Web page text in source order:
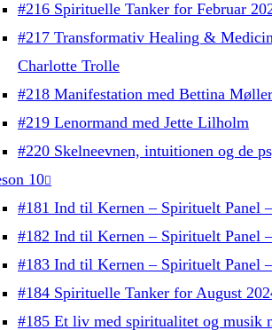
#216 Spirituelle Tanker for Februar
#217 Transformativ Healing &
Charlotte Trolle
#218 Manifestation med Bettina
#219 Lenormand med Jette Lilholm
#220 Skelneevnen, intuitionen og de
10
#181 Ind til Kernen – Spirituelt Panel
#182 Ind til Kernen – Spirituelt Panel
#183 Ind til Kernen – Spirituelt Panel
#184 Spirituelle Tanker for August
#185 Et liv med spiritualitet og musik